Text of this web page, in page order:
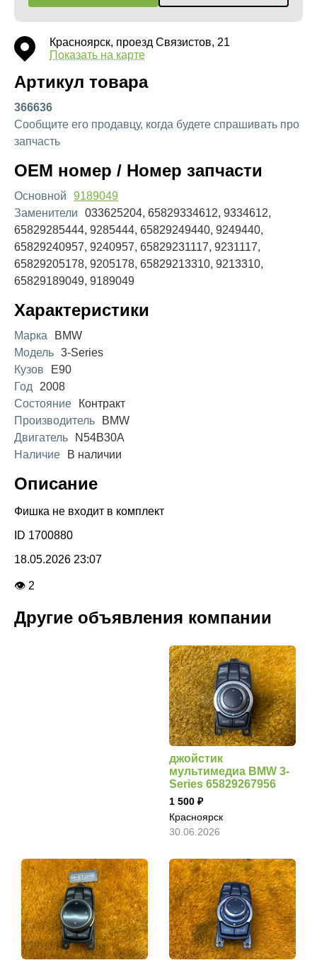
Красноярск, проезд Связистов, 21
Показать на карте
Артикул товара
366636
Сообщите его продавцу, когда будете спрашивать про
запчасть
OEM номер / Номер запчасти
Основной
9189049
Заменители
033625204, 65829334612, 9334612,
65829285444, 9285444, 65829249440, 9249440,
65829240957, 9240957, 65829231117, 9231117,
65829205178, 9205178, 65829213310, 9213310,
65829189049, 9189049
Характеристики
Марка
BMW
Модель 3-Series
Кузов
E90
Год
2008
Состояние
Контракт
Производитель
BMW
Двигатель
N54B30A
Наличие
В наличии
Описание
Фишка не входит в комплект
ID 1700880
18.05.2026 23:07
👁 2
Другие объявления компании
джойстик
мультимедиа BMW 3-
Series 65829267956
1 500
Красноярск
30.06.2026